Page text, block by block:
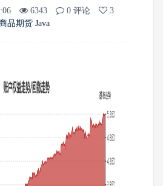
6343 0 评论
3
品期货 Java